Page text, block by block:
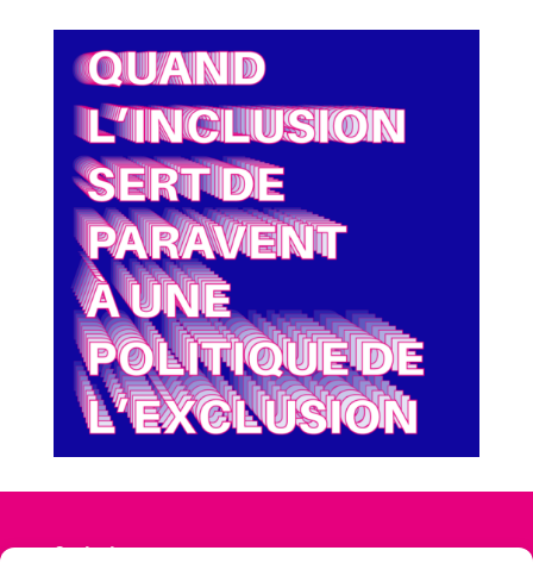
Contact